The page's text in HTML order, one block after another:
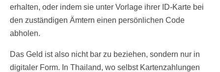
erhalten, oder indem sie unter Vorlage ihrer ID-Karte bei
den zuständigen Ämtern einen persönlichen Code
abholen.
Das Geld ist also nicht bar zu beziehen, sondern nur in
digitaler Form. In Thailand, wo selbst Kartenzahlungen